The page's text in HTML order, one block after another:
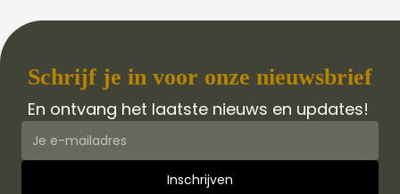
Schrijf je in voor onze nieuwsbrief
En ontvang het laatste nieuws en updates!